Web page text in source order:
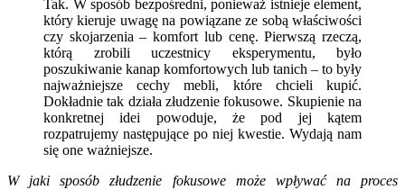
Tak. W sposób bezpośredni, ponieważ istnieje element,
który kieruje uwagę na powiązane ze sobą właściwości
czy skojarzenia – komfort lub cenę. Pierwszą rzeczą,
którą zrobili uczestnicy eksperymentu, było
poszukiwanie kanap komfortowych lub tanich – to były
najważniejsze cechy mebli, które chcieli kupić.
Dokładnie tak działa złudzenie fokusowe. Skupienie na
konkretnej idei powoduje, że pod jej kątem
rozpatrujemy następujące po niej kwestie. Wydają nam
się one ważniejsze.
W jaki sposób złudzenie fokusowe może wpływać na proces